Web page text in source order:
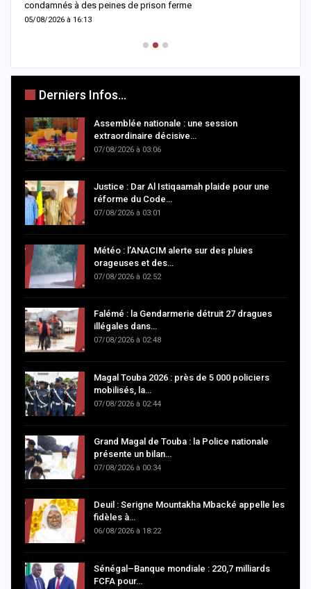
condamnés à des peines de prison ferme
05/08/2026 à 16:13
Derniers Infos...
Assemblée nationale : une session
extraordinaire décisive…
07/08/2026 à 03:06
Justice : Dar Al Istiqaamah plaide pour une
réforme du Code…
07/08/2026 à 03:01
Météo : l’ANACIM alerte sur des pluies
orageuses et des…
07/08/2026 à 02:52
Falémé : la Gendarmerie détruit 27 dragues
illégales dans…
07/08/2026 à 02:48
Magal Touba 2026 : près de 5 000 policiers
mobilisés, la…
07/08/2026 à 02:44
Grand Magal de Touba : la Police nationale
présente un bilan…
07/08/2026 à 00:34
Deuil : Serigne Mountakha Mbacké appelle les
fidèles à…
06/08/2026 à 18:22
Sénégal–Banque mondiale : 220,7 milliards
FCFA pour…